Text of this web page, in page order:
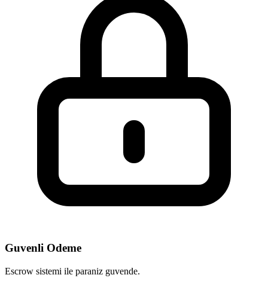
Guvenli Odeme
Escrow sistemi ile paraniz guvende.